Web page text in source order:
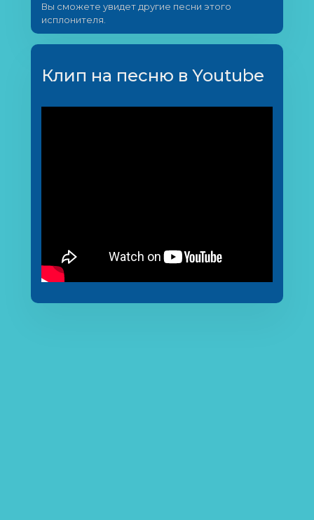
Вы сможете увидет другие песни этого
исплонителя.
Клип на песню в Youtube